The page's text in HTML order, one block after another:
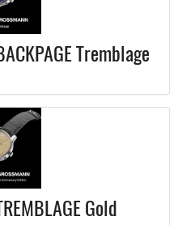
Tremblage
Gold